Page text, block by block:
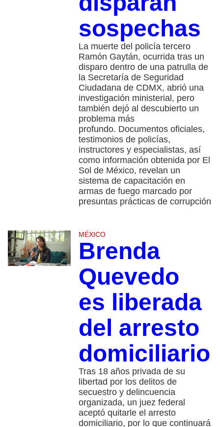
sospechas
La muerte del policía tercero
Ramón Gaytán, ocurrida tras un
disparo dentro de una patrulla de
la Secretaría de Seguridad
Ciudadana de CDMX, abrió una
investigación ministerial, pero
también dejó al descubierto un
problema más
profundo. Documentos oficiales,
testimonios de policías,
instructores y especialistas, así
como información obtenida por El
Sol de México, revelan un
sistema de capacitación en
armas de fuego marcado por
presuntas prácticas de corrupción
MÉXICO
Brenda
Quevedo
es liberada
del arresto
domiciliario
Tras 18 años privada de su
libertad por los delitos de
secuestro y delincuencia
organizada, un juez federal
aceptó quitarle el arresto
domiciliario, por lo que continuará